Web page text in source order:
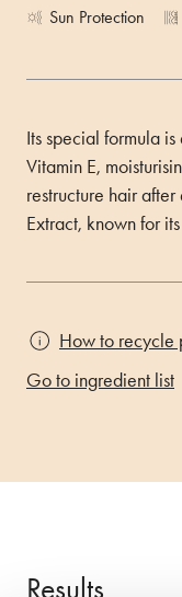
Sun Protection
Its special formula
Vitamin E,
restructure hair
Extract, known for
How to recycle
Go to ingredient list
Results